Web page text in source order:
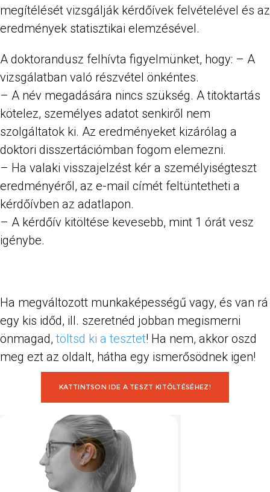
megítélését vizsgálják kérdőívek felvételével és az
eredmények statisztikai elemzésével.
A doktorandusz felhívta figyelmünket, hogy: – A
vizsgálatban való részvétel önkéntes.
– A név megadására nincs szükség. A titoktartás
kötelez, személyes adatot senkiről nem
szolgáltatok ki. Az eredményeket kizárólag a
doktori disszertációmban fogom elemezni.
– Ha valaki visszajelzést kér a személyiségteszt
eredményéről, az e-mail címét feltüntetheti a
kérdőívben az adatlapon.
– A kérdőív kitöltése kevesebb, mint 1 órát vesz
igénybe.
Ha megváltozott munkaképességű vagy, és van rá
egy kis időd, ill. szeretnéd jobban megismerni
önmagad, töltsd ki a tesztet! Ha nem, akkor oszd
meg ezt az oldalt, hátha egy ismerősödnek igen!
KATTINTSON IDE A TESZT KITÖLTÉSÉHEZ!